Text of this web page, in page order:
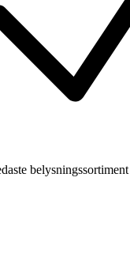
belysningssortiment